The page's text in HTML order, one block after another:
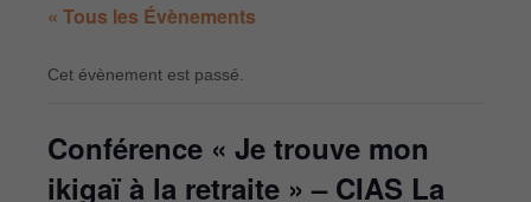
« Tous les Évènements
Cet évènement est passé.
Conférence « Je trouve mon
ikigaï à la retraite » – CIAS La